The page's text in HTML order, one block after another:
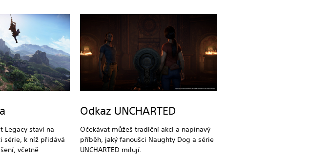
Legacy staví na
série, k níž přidává
včetně
Odkaz UNCHARTED
Očekávat můžeš tradiční akci a napínavý
příběh, jaký fanoušci Naughty Dog a série
UNCHARTED milují.